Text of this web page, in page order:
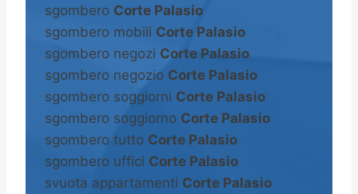
sgombero Corte Palasio
sgombero mobili Corte Palasio
sgombero negozi Corte Palasio
sgombero negozio Corte Palasio
sgombero soggiorni Corte Palasio
sgombero soggiorno Corte Palasio
sgombero tutto Corte Palasio
sgombero uffici Corte Palasio
svuota appartamenti Corte Palasio